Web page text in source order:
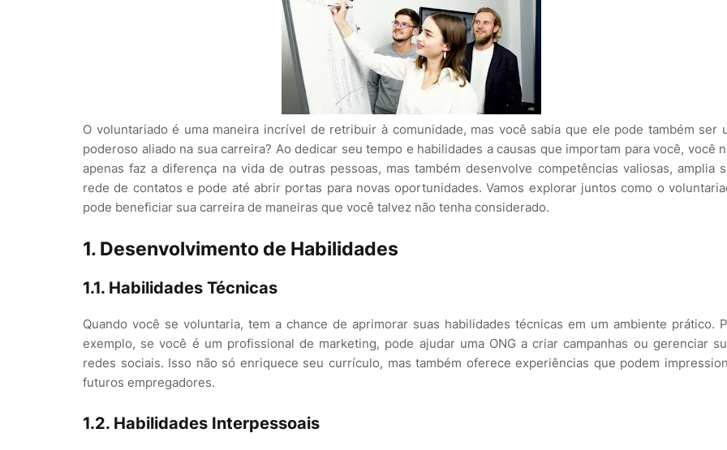
O voluntariado é uma maneira incrível de retribuir à comunidade, mas você sabia que ele pode também ser
poderoso aliado na sua carreira? Ao dedicar seu tempo e habilidades a causas que importam para você, você
apenas faz a diferença na vida de outras pessoas, mas também desenvolve competências valiosas, amplia
rede de contatos e pode até abrir portas para novas oportunidades. Vamos explorar juntos como o
pode beneficiar sua carreira de maneiras que você talvez não tenha considerado.
1. Desenvolvimento de Habilidades
1.1. Habilidades Técnicas
Quando você se voluntaria, tem a chance de aprimorar suas habilidades técnicas em um ambiente prático.
exemplo, se você é um profissional de marketing, pode ajudar uma ONG a criar campanhas ou gerenciar
redes sociais. Isso não só enriquece seu currículo, mas também oferece experiências que podem
futuros empregadores.
1.2. Habilidades Interpessoais